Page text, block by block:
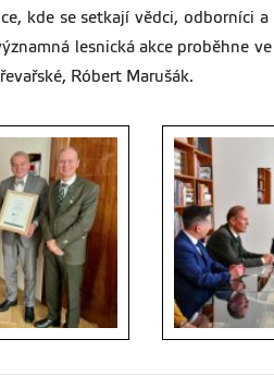
kde se setkají vědci, odborníci
lesnická akce proběhne
Róbert Marušák.